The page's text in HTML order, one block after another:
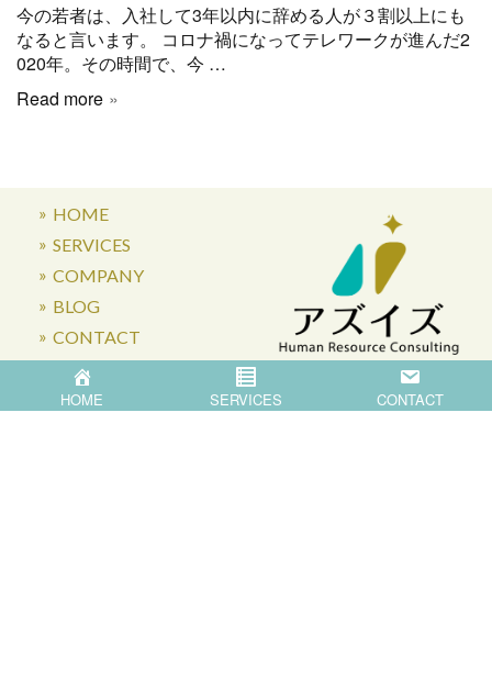
今の若者は、入社して3年以内に辞める人が３割以上にも
なると言います。 コロナ禍になってテレワークが進んだ2
020年。その時間で、今 …
Read more
HOME
SERVICES
COMPANY
BLOG
CONTACT
〒871-0007 大分県中津市蛎瀬770
HOME SERVICES CONTACT